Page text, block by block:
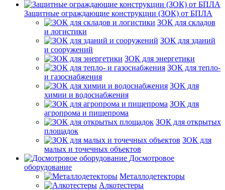
Защитные ограждающие конструкции (ЗОК) от БПЛА
ЗОК для складов
и логистики
ЗОК для зданий
и сооружений
ЗОК для энергетики
ЗОК для тепло-
и газоснабжения
ЗОК для
химии и водоснабжения
ЗОК для
агропрома и пищепрома
ЗОК для открытых
площадок
ЗОК для
малых и точечных объектов
Досмотровое
оборудование
Металлодетекторы
Алкотестеры